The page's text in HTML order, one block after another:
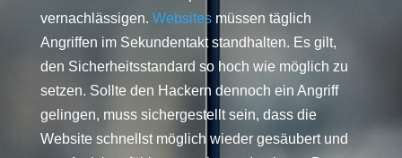
vernachlässigen. Websitesmüssen täglich
Angriffen im Sekundentakt standhalten. Es gilt,
den Sicherheitsstandard so hoch wie möglich zu
setzen. Sollte den Hackern dennoch ein Angriff
gelingen, muss sichergestellt sein, dass die
Website schnellst möglich wieder gesäubert und